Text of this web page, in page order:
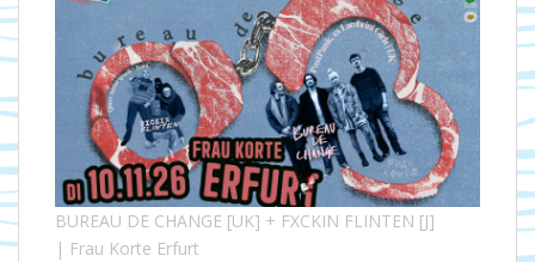
BUREAU DE CHANGE [UK] + FXCKIN FLINTEN [J]
| Frau Korte Erfurt